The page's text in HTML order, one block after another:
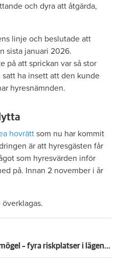
och dyra att åtgärda,
linje och beslutade att
sista januari 2026.
på att sprickan var så stor
ha insett att den kunde
hyresnämnden.
hovrättsom nu har kommit
är att hyresgästen får
som hyresvärden inför
på. Innan 2 november i år
Så undviker du mögel – fyra riskplatser i lägenheten: ”Måste städa bort”